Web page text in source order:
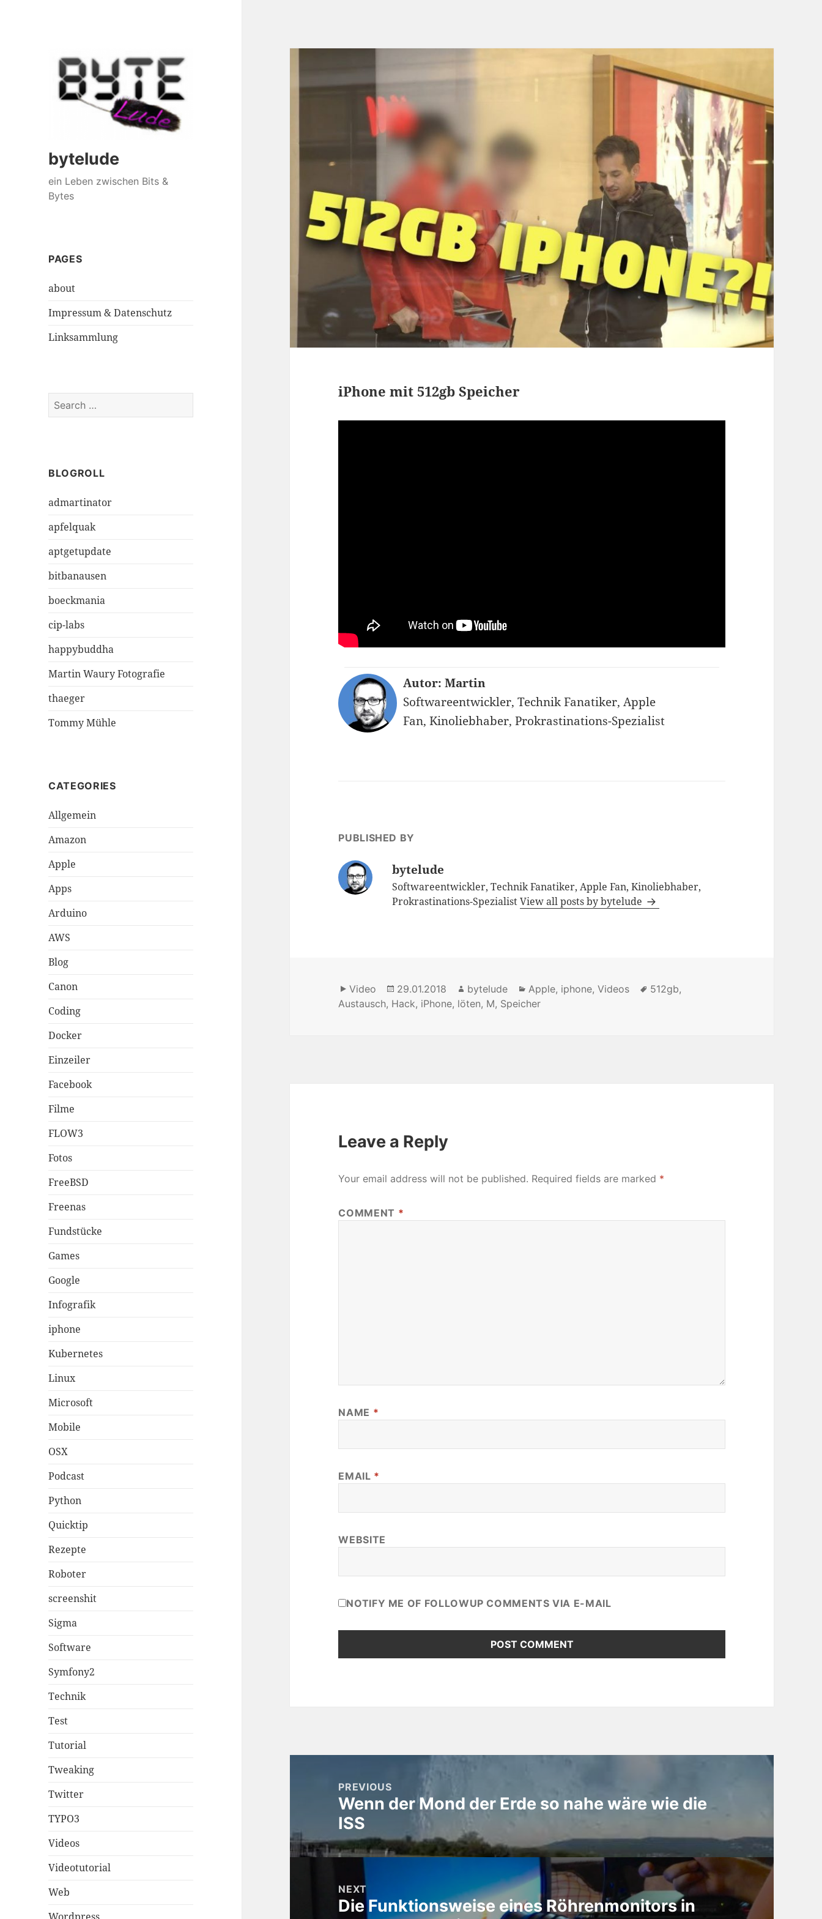
bytelude
ein Leben zwischen Bits &
Bytes
PAGES
about
Impressum & Datenschutz
Linksammlung
e
h
o
:
BLOGROLL
admartinator
apfelquak
aptgetupdate
bitbanausen
boeckmania
cip-labs
happybuddha
Martin Waury Fotografie
thaeger
Tommy Mühle
CATEGORIES
Allgemein
Amazon
Apple
Apps
Arduino
AWS
Blog
Canon
Coding
Docker
Einzeiler
Facebook
Filme
FLOW3
Fotos
FreeBSD
Freenas
Fundstücke
Games
Google
Infografik
iphone
Kubernetes
Linux
Microsoft
Mobile
OSX
Podcast
Python
Quicktip
Rezepte
Roboter
screenshit
Sigma
Software
Symfony2
Technik
Test
Tutorial
Tweaking
Twitter
TYPO3
Videos
Videotutorial
Web
iPhone mit 512gb Speicher
Autor: Martin
Softwareentwickler, Technik Fanatiker, Apple
Fan, Kinoliebhaber, Prokrastinations-Spezialist
PUBLISHED BY
bytelude
Softwareentwickler, Technik Fanatiker, Apple Fan, Kinoliebhaber,
Prokrastinations-SpezialistView all posts by bytelude
Format
Video
Posted
on
29.01.2018 Author
bytelude Categories
Apple, iphone,Videos Tags
512gb,
Austausch, Hack, iPhone, löten, M, Speicher
Leave a Reply
Your email address will not be published. Required fields are marked *
COMMENT *
NAME *
EMAIL *
WEBSITE
NOTIFY ME OF FOLLOWUP COMMENTS VIA E-MAIL
navigationPREVIOUS
Previous
post:
Wenn der Mond der Erde so nahe wäre wie die
ISS
NEXT
Next
Die Funktionsweise eines Röhrenmonitors in